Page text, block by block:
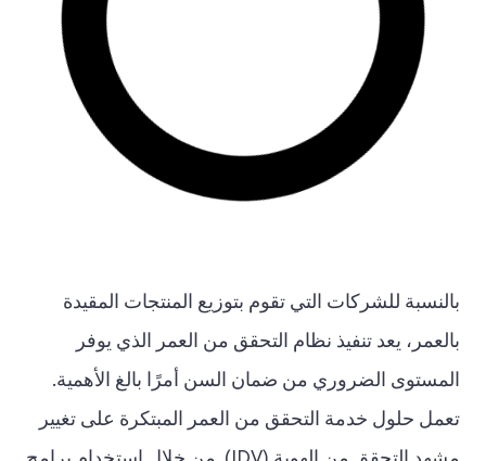
بالنسبة للشركات التي تقوم بتوزيع المنتجات المقيدة
بالعمر، يعد تنفيذ نظام التحقق من العمر الذي يوفر
المستوى الضروري من ضمان السن أمرًا بالغ الأهمية.
تعمل حلول خدمة التحقق من العمر المبتكرة على تغيير